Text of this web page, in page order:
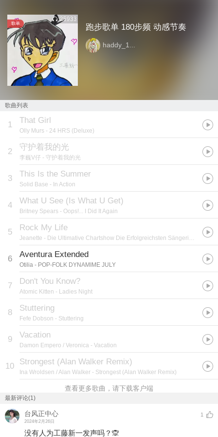
歌单
25933
跑步歌单 180步频 动感节奏
haddy_1...
歌曲列表
1 That Girl
Olly Murs - 24 HRS (Deluxe)
2 守护着我的光
李巍V仔 - 守护着我的光
3 This Is the Summer
Solid Base - In Action
4 What U See (Is What U Get)
Britney Spears - Oops!... I Did It Again
5 Rock My Life
Jeanette - Die Ultimative Chartshow Die Erfolgreichsten Sängerinnen Des Neuen Jahrtausends
6 Aventura Extended
Otilia - POP-FOLK DYNAMIME JULY
7 Don't You Know?
Atomic Kitten - Ladies Night
8 Stuttering
Fefe Dobson - Stuttering
9 Vacation
Damon Empero / Veronica - Vacation
10 Strongest (Alan Walker Remix)
Ina Wroldsen / Alan Walker - Strongest (Alan Walker Remix)
查看更多歌曲，请下载客户端
最新评论(1)
台风正中心
2024年2月26日
1
没有人为工藤新一发声吗？🙊